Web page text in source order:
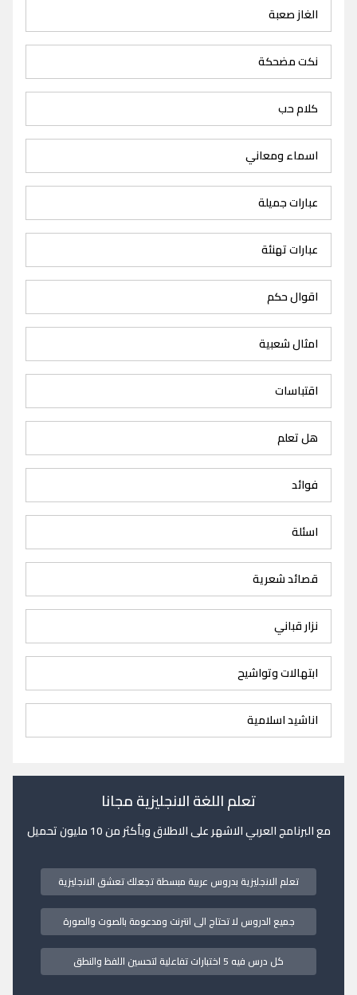
الغاز صعبة
نكت مضحكة
كلام حب
اسماء ومعاني
عبارات جميلة
عبارات تهنئة
اقوال حكم
امثال شعبية
اقتباسات
هل تعلم
فوائد
اسئلة
قصائد شعرية
نزار قباني
ابتهالات وتواشيح
اناشيد اسلامية
تعلم اللغة الانجليزية مجانا
مع البرنامج العربي الاشهر على الاطلاق وبأكثر من 10 مليون تحميل
تعلم الانجليزية بدروس عربية مبسطة تجعلك تعشق الانجليزية
جميع الدروس لا تحتاج الى انترنت ومدعومة بالصوت والصورة
كل درس فيه 5 اختبارات تفاعلية لتحسين اللفظ والنطق